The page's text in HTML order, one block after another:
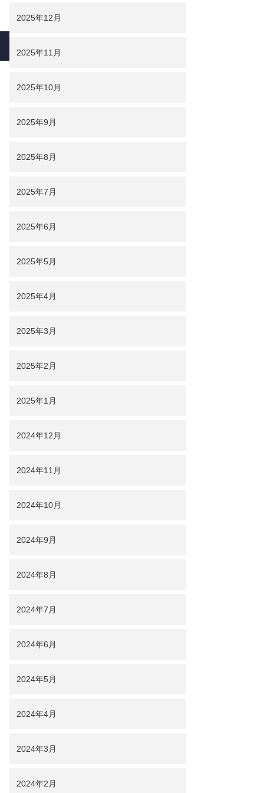
2025年12月
2025年11月
2025年10月
2025年9月
2025年8月
2025年7月
2025年6月
2025年5月
2025年4月
2025年3月
2025年2月
2025年1月
2024年12月
2024年11月
2024年10月
2024年9月
2024年8月
2024年7月
2024年6月
2024年5月
2024年4月
2024年3月
2024年2月